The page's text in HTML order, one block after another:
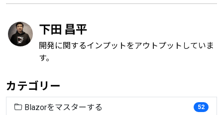
下田 昌平
開発に関するインプットをアウトプットしていま
す。
カテゴリー
Blazorをマスターする 52